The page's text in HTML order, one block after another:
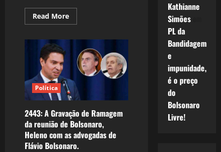
Read MoreRead
more
grandes
poetas
músicos
do
Ceará
e
Política
2443: A Gravação de Ramagem
da reunião de Bolsonaro,
Heleno com as advogadas de
Flávio Bolsonaro.
Kathianne
Simõesem
PL da
Bandidagem
e
impunidade,
é o preço
do
Bolsonaro
Livre!